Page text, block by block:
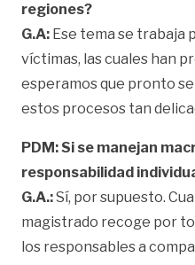
regiones?
G.A: Ese tema se trabaja
víctimas, las cuales han
esperamos que pronto
estos procesos tan
PDM: Si se manejan
responsabilidad
G.A.:Sí, por supuesto.
magistrado recoge por
los responsables a